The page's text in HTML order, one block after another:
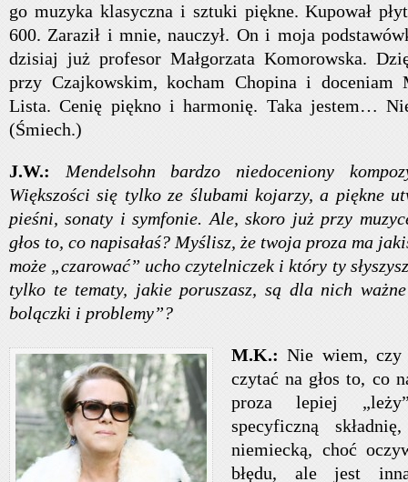
go muzyka klasyczna i sztuki piękne. Kupował
600. Zaraził i mnie, nauczył. On i moja
dzisiaj już profesor Małgorzata Komorowska.
przy Czajkowskim, kocham Chopina i doceniam
Lista. Cenię piękno i harmonię. Taka jestem…
(Śmiech.)
J.W.:
Mendelsohn bardzo niedoceniony
Większości się tylko ze ślubami kojarzy, a piękne
pieśni, sonaty i symfonie. Ale, skoro już przy
głos to, co napisałaś? Myślisz, że twoja proza ma
może „czarować” ucho czytelniczek i który ty
tylko te tematy, jakie poruszasz, są dla nich
bolączki i problemy”?
M.K.:Nie wiem,
czytać na głos to, co
proza lepiej
specyficzną
niemiecką, choć
błędu, ale jest